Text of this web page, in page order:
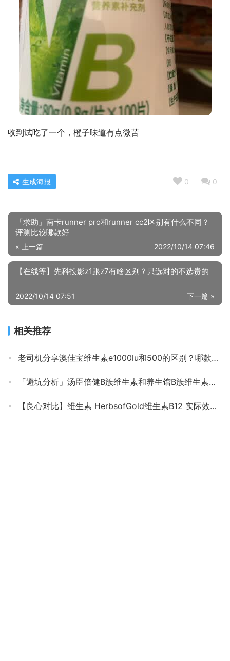
收到试吃了一个，橙子味道有点微苦
0 0
生成海报
「求助」南卡runner pro和runner cc2区别有什么不同？
评测比较哪款好
« 上一篇 2022/10/14 07:46
【在线等】先科投影z1跟z7有啥区别？只选对的不选贵的
下一篇 »
2022/10/14 07:51
相关推荐
老司机分享澳佳宝维生素e1000lu和500的区别？哪款性价比更好
「避坑分析」汤臣倍健B族维生素和养生馆B族维生素哪个好？评测结果不看后悔
【良心对比】维生素 HerbsofGold维生素B12 实际效果怎么样？深度剖析测评质量好不好！